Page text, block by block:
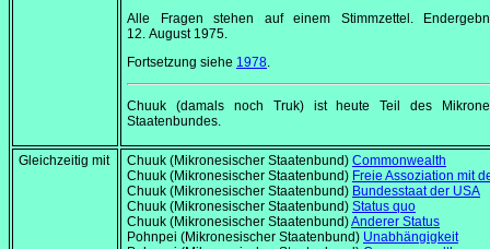
Alle Fragen stehen auf einem Stimmzettel.
12. August 1975.
Fortsetzung siehe 1978.
Chuuk (damals noch Truk) ist heute Teil des
Staatenbundes.
Gleichzeitig mit Chuuk (Mikronesischer Staatenbund) Commonwealth
Chuuk (Mikronesischer Staatenbund) Freie Assoziation mit
Chuuk (Mikronesischer Staatenbund) Bundesstaat der USA
Chuuk (Mikronesischer Staatenbund) Status quo
Chuuk (Mikronesischer Staatenbund)Anderer Status
Pohnpei (Mikronesischer Staatenbund) Unabhängigkeit